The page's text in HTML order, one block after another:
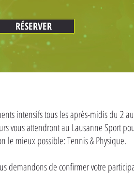
RÉSERVER
intensifs tous les après-midis du 2
vous attendront au Lausanne Sport
le mieux possible: Tennis & Physique.
demandons de confirmer votre